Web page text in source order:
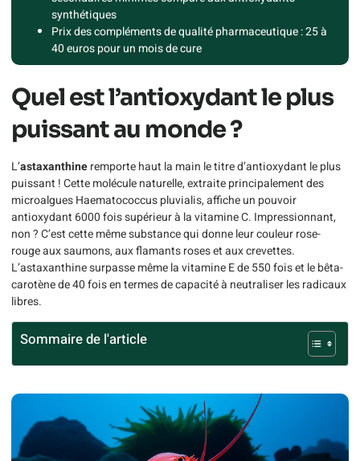
synthétiques
Prix des compléments de qualité pharmaceutique : 25 à
40 euros pour un mois de cure
Quel est l’antioxydant le plus
puissant au monde ?
L’astaxanthineremporte haut la main le titre d’antioxydant le plus
puissant ! Cette molécule naturelle, extraite principalement des
microalgues Haematococcus pluvialis, affiche un pouvoir
antioxydant 6000 fois supérieur à la vitamine C. Impressionnant,
non ? C’est cette même substance qui donne leur couleur rose-
rouge aux saumons, aux flamants roses et aux crevettes.
L’astaxanthine surpasse même la vitamine E de 550 fois et le bêta-
carotène de 40 fois en termes de capacité à neutraliser les radicaux
libres.
Sommaire de l'article